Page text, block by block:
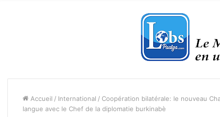
Accueil / International / Coopération bilatérale: le nouveau
langue avec le Chef de la diplomatie burkinabè